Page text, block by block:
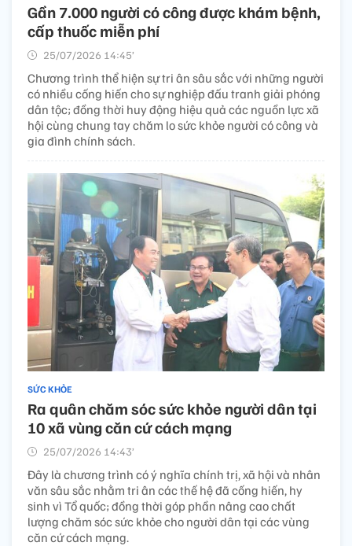
Gần 7.000 người có công được khám bệnh,
cấp thuốc miễn phí
25/07/2026 14:45’
Chương trình thể hiện sự tri ân sâu sắc với những người
có nhiều cống hiến cho sự nghiệp đấu tranh giải phóng
dân tộc; đồng thời huy động hiệu quả các nguồn lực xã
hội cùng chung tay chăm lo sức khỏe người có công và
gia đình chính sách.
SỨC KHỎE
Ra quân chăm sóc sức khỏe người dân tại
10 xã vùng căn cứ cách mạng
25/07/2026 14:43’
Đây là chương trình có ý nghĩa chính trị, xã hội và nhân
văn sâu sắc nhằm tri ân các thế hệ đã cống hiến, hy
sinh vì Tổ quốc; đồng thời góp phần nâng cao chất
lượng chăm sóc sức khỏe cho người dân tại các vùng
căn cứ cách mạng.